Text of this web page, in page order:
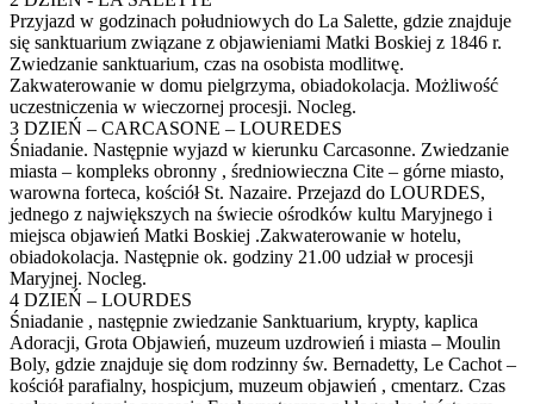
Przyjazd w godzinach południowych do La Salette, gdzie znajduje
się sanktuarium związane z objawieniami Matki Boskiej z 1846 r.
Zwiedzanie sanktuarium, czas na osobista modlitwę.
Zakwaterowanie w domu pielgrzyma, obiadokolacja. Możliwość
uczestniczenia w wieczornej procesji. Nocleg.
3 DZIEŃ – CARCASONE – LOUREDES
Śniadanie. Następnie wyjazd w kierunku Carcasonne. Zwiedzanie
miasta – kompleks obronny , średniowieczna Cite – górne miasto,
warowna forteca, kościół St. Nazaire. Przejazd do LOURDES,
jednego z największych na świecie ośrodków kultu Maryjnego i
miejsca objawień Matki Boskiej .Zakwaterowanie w hotelu,
obiadokolacja. Następnie ok. godziny 21.00 udział w procesji
Maryjnej. Nocleg.
4 DZIEŃ – LOURDES
Śniadanie , następnie zwiedzanie Sanktuarium, krypty, kaplica
Adoracji, Grota Objawień, muzeum uzdrowień i miasta – Moulin
Boly, gdzie znajduje się dom rodzinny św. Bernadetty, Le Cachot –
kościół parafialny, hospicjum, muzeum objawień , cmentarz. Czas